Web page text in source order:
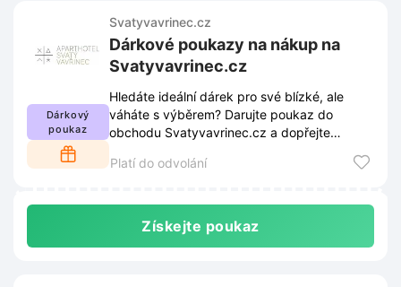
Dárkový
poukaz
Svatyvavrinec.cz
Dárkové poukazy na nákup na
Svatyvavrinec.cz
Hledáte ideální dárek pro své blízké, ale
váháte s výběrem? Darujte poukaz do
obchodu Svatyvavrinec.cz a dopřejte
Platí do odvolání
Získejte poukaz